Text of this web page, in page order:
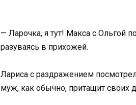
— Ларочка, я тут! Макса с Ольгой
разуваясь в прихожей.
Лариса с раздражением
муж, как обычно, притащит своих